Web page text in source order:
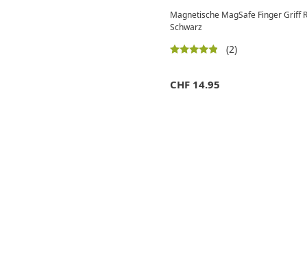
Magnetische MagSafe Finger Griff
Schwarz
(2)
CHF 14.95